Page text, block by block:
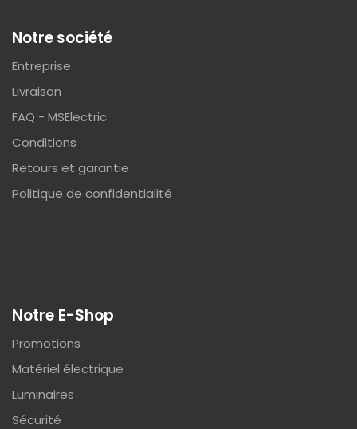
Notre société
Entreprise
Livraison
FAQ - MSElectric
Conditions
Retours et garantie
Politique de confidentialité
Notre E-Shop
Promotions
Matériel électrique
Luminaires
Sécurité